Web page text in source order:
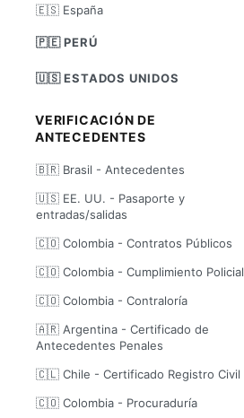
🇪🇸 España
🇵🇪 PERÚ
🇺🇸 ESTADOS UNIDOS
VERIFICACIÓN DE
ANTECEDENTES
🇧🇷 Brasil - Antecedentes
🇺🇸 EE. UU. - Pasaporte y
entradas/salidas
🇨🇴 Colombia - Contratos Públicos
🇨🇴 Colombia - Cumplimiento Policial
🇨🇴 Colombia - Contraloría
🇦🇷 Argentina - Certificado de
Antecedentes Penales
🇨🇱 Chile - Certificado Registro Civil
🇨🇴 Colombia - Procuraduría